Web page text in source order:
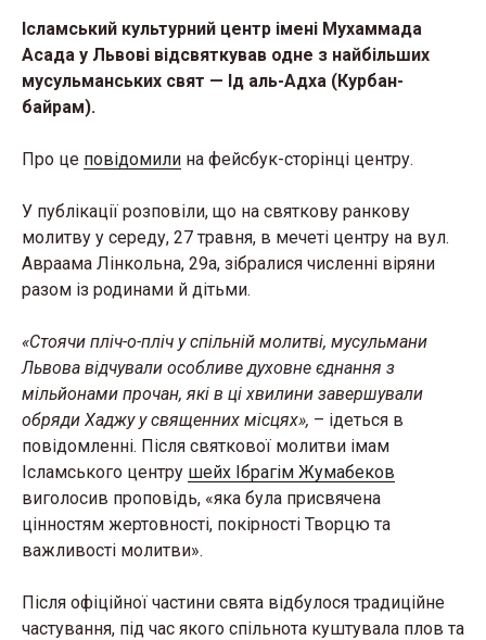
Ісламський культурний центр імені Мухаммада
Асада у Львові відсвяткував одне з найбільших
мусульманських свят — Ід аль-Адха (Курбан-
байрам).
Про це повідомили на фейсбук-сторінці центру.
У публікації розповіли, що на святкову ранкову
молитву у середу, 27 травня, в мечеті центру на вул.
Авраама Лінкольна, 29а, зібралися численні віряни
разом із родинами й дітьми.
«Стоячи пліч-о-пліч у спільній молитві, мусульмани
Львова відчували особливе духовне єднання з
мільйонами прочан, які в ці хвилини завершували
обряди Хаджу у священних місцях», – ідеться в
повідомленні. Після святкової молитви імам
Ісламського центру шейх Ібрагім Жумабеков
виголосив проповідь, «яка була присвячена
цінностям жертовності, покірності Творцю та
важливості молитви».
Після офіційної частини свята відбулося традиційне
частування, під час якого спільнота куштувала плов та